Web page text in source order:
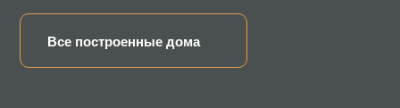
Все построенные дома